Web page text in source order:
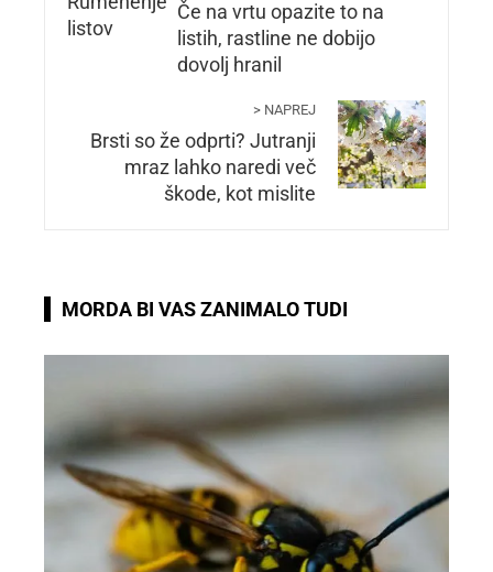
Če na vrtu opazite to na
listih, rastline ne dobijo
dovolj hranil
> NAPREJ
Brsti so že odprti? Jutranji
mraz lahko naredi več
škode, kot mislite
MORDA BI VAS ZANIMALO TUDI